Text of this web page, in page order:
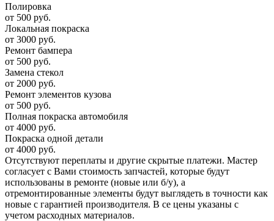
Полировка
от 500 руб.
Локальная покраска
от 3000 руб.
Ремонт бампера
от 500 руб.
Замена стекол
от 2000 руб.
Ремонт элементов кузова
от 500 руб.
Полная покраска автомобиля
от 4000 руб.
Покраска одной детали
от 4000 руб.
Отсутствуют переплаты и другие скрытые платежи. Мастер
согласует с Вами стоимость запчастей, которые будут
использованы в ремонте (новые или б/у), а
отремонтированные элементы будут выглядеть в точности как
новые с гарантией производителя. В се цены указаны с
учетом расходных материалов.